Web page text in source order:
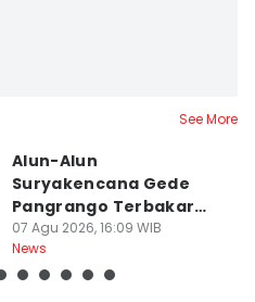
See More
Alun-Alun
Suryakencana Gede
Pangrango Terbakar
Gegara Kompor
Pendaki
07 Agu 2026, 16:09 WIB
News